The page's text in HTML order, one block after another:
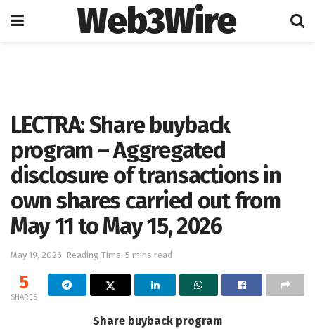
Web3Wire
LECTRA: Share buyback
program – Aggregated
disclosure of transactions in
own shares carried out from
May 11 to May 15, 2026
May 19, 2026 Reading Time: 5 mins read
5
SHARES
Share buyback program